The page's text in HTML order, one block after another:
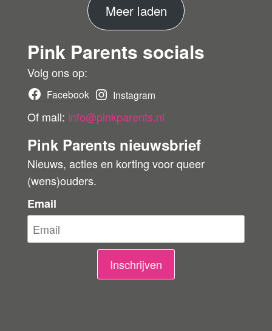
r
Meer ladenM
e
e
o
r
i
g
Pink Parents socials
Volg ons op:
Facebook Instagram
Of mail: info@pinkparents.nl
Pink Parents nieuwsbrief
Nieuws, acties en korting voor queer
(wens)ouders.
Email
Inschrijven